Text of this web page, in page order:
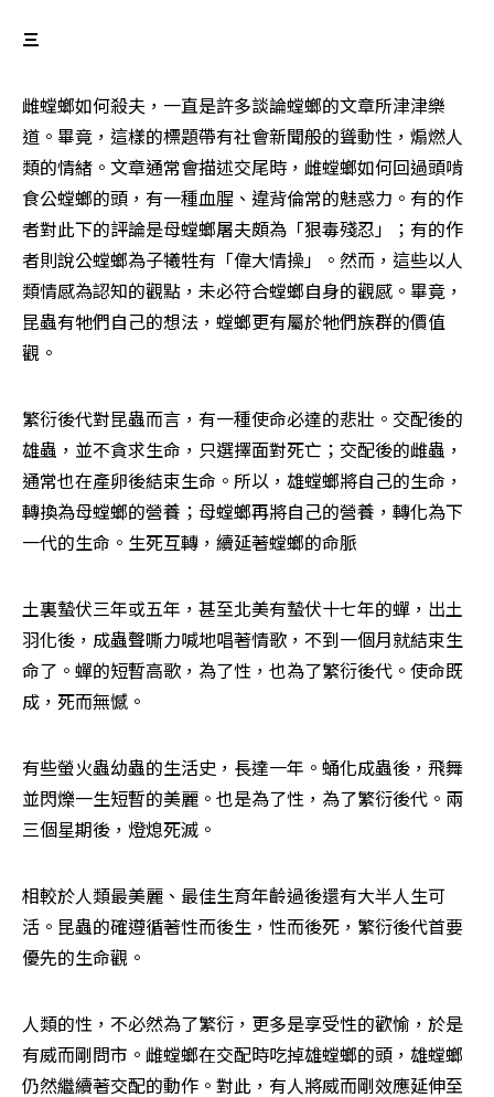
三
雌螳螂如何殺夫，一直是許多談論螳螂的文章所津津樂
道。畢竟，這樣的標題帶有社會新聞般的聳動性，煽燃人
類的情緒。文章通常會描述交尾時，雌螳螂如何回過頭啃
食公螳螂的頭，有一種血腥、違背倫常的魅惑力。有的作
者對此下的評論是母螳螂屠夫頗為「狠毒殘忍」；有的作
者則說公螳螂為子犧牲有「偉大情操」。然而，這些以人
類情感為認知的觀點，未必符合螳螂自身的觀感。畢竟，
昆蟲有牠們自己的想法，螳螂更有屬於牠們族群的價值
觀。
繁衍後代對昆蟲而言，有一種使命必達的悲壯。交配後的
雄蟲，並不貪求生命，只選擇面對死亡；交配後的雌蟲，
通常也在產卵後結束生命。所以，雄螳螂將自己的生命，
轉換為母螳螂的營養；母螳螂再將自己的營養，轉化為下
一代的生命。生死互轉，續延著螳螂的命脈
土裏蟄伏三年或五年，甚至北美有蟄伏十七年的蟬，出土
羽化後，成蟲聲嘶力喊地唱著情歌，不到一個月就結束生
命了。蟬的短暫高歌，為了性，也為了繁衍後代。使命既
成，死而無憾。
有些螢火蟲幼蟲的生活史，長達一年。蛹化成蟲後，飛舞
並閃爍一生短暫的美麗。也是為了性，為了繁衍後代。兩
三個星期後，燈熄死滅。
相較於人類最美麗、最佳生育年齡過後還有大半人生可
活。昆蟲的確遵循著性而後生，性而後死，繁衍後代首要
優先的生命觀。
人類的性，不必然為了繁衍，更多是享受性的歡愉，於是
有威而剛問市。雌螳螂在交配時吃掉雄螳螂的頭，雄螳螂
仍然繼續著交配的動作。對此，有人將威而剛效應延伸至